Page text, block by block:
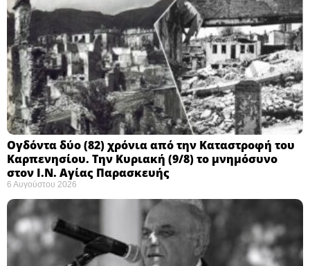
Ογδόντα δύο (82) χρόνια από την Καταστροφή του
Καρπενησίου. Την Κυριακή (9/8) το μνημόσυνο
στον Ι.Ν. Αγίας Παρασκευής
6 Αυγούστου 2026